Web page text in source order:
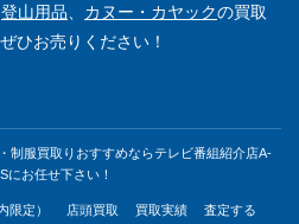
登山用品 カヌー・カヤックの買取
ひお売りください！
制服買取りおすすめならテレビ番組紹介店A-
にお任せ下さい！
限定） 店頭買取 買取実績 査定する